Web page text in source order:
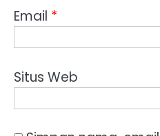
Email *
Situs Web